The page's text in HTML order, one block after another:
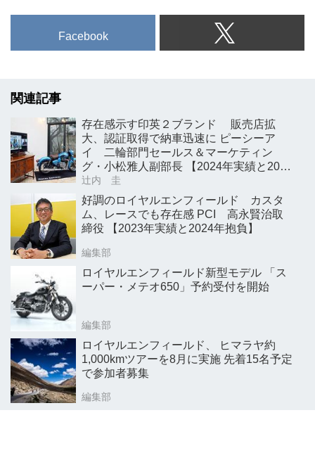
Facebook
関連記事
存在感示す印英２ブランド 販売店拡
大、認証取得で納車迅速に ピーシーア
イ 二輪部門セールス＆マーケティン
グ・小松雅人副部長 【2024年実績と2025
年抱負】
辻内 圭
好調のロイヤルエンフィールド カスタ
ム、レースでも存在感 PCI 高永賢治取
締役 【2023年実績と2024年抱負】
編集部
ロイヤルエンフィールド新型モデル 「ス
ーパー・メテオ650」予約受付を開始
編集部
ロイヤルエンフィールド、 ヒマラヤ約
1,000kmツアーを8月に実施 先着15名予定
で参加者募集
編集部